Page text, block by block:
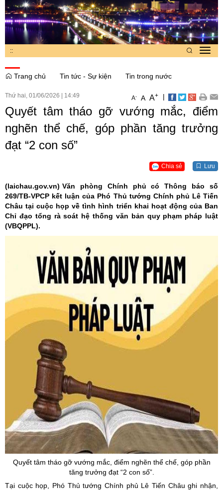
::
Trang chủ
Tin tức - Sự kiện Tin trong nước
Thứ hai, 01/06/2026 14:49 A- A A+ |
Quyết tâm tháo gỡ vướng mắc, điểm
nghẽn thể chế, góp phần tăng trưởng
đạt “2 con số”
Chia sẻ Lưu
(laichau.gov.vn) Văn phòng Chính phủ có Thông báo số
269/TB-VPCP kết luận của Phó Thủ tướng Chính phủ Lê Tiến
Châu tại cuộc họp về tình hình triển khai hoạt động của Ban
Chỉ đạo tổng rà soát hệ thống văn bản quy phạm pháp luật
(VBQPPL).
Quyết tâm tháo gỡ vướng mắc, điểm nghẽn thể chế, góp phần
tăng trưởng đạt “2 con số”.
Tại cuộc họp, Phó Thủ tướng Chính phủ Lê Tiến Châu ghi nhận,